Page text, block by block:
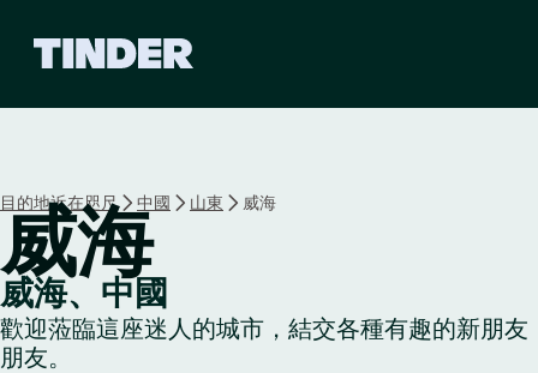
首
目的地近在咫尺 中國 山東 威海
威海
威海、中國
歡迎蒞臨這座迷人的城市，結交各種有趣的新朋
朋友。